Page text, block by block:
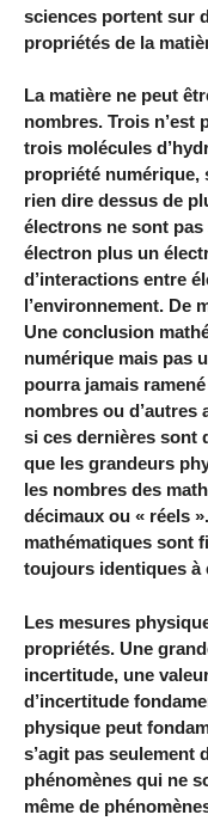
sciences portent sur
propriétés de la
La matière ne peut
nombres. Trois n’est
trois molécules
propriété numérique,
rien dire dessus de
électrons ne sont
électron plus un
d’interactions entre
l’environnement. De
Une conclusion
numérique mais pas
pourra jamais
nombres ou d’autres
si ces dernières sont
que les grandeurs
les nombres des
décimaux ou « réels
mathématiques sont
toujours identiques à
Les mesures
propriétés. Une
incertitude, une
d’incertitude
physique peut
s’agit pas seulement
phénomènes qui ne
même de